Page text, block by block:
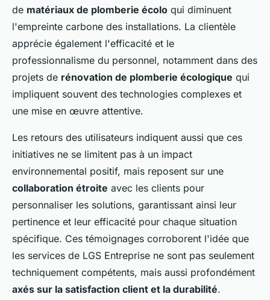
de matériaux de plomberie écolo qui diminuent
l'empreinte carbone des installations. La clientèle
apprécie également l'efficacité et le
professionnalisme du personnel, notamment dans des
projets de rénovation de plomberie écologique qui
impliquent souvent des technologies complexes et
une mise en œuvre attentive.
Les retours des utilisateurs indiquent aussi que ces
initiatives ne se limitent pas à un impact
environnemental positif, mais reposent sur une
collaboration étroite avec les clients pour
personnaliser les solutions, garantissant ainsi leur
pertinence et leur efficacité pour chaque situation
spécifique. Ces témoignages corroborent l'idée que
les services de LGS Entreprise ne sont pas seulement
techniquement compétents, mais aussi profondément
axés sur la satisfaction client et la durabilité.